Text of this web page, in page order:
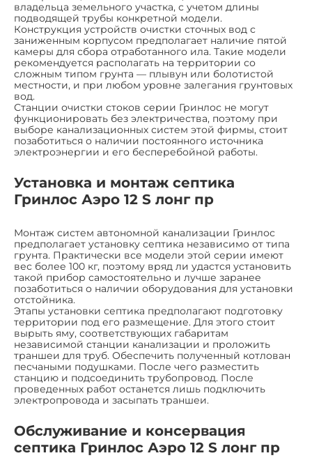
владельца земельного участка, с учетом длины
подводящей трубы конкретной модели.
Конструкция устройств очистки сточных вод с
заниженным корпусом предполагает наличие пятой
камеры для сбора отработанного ила. Такие модели
рекомендуется располагать на территории со
сложным типом грунта — плывун или болотистой
местности, и при любом уровне залегания грунтовых
вод.
Станции очистки стоков серии Гринлос не могут
функционировать без электричества, поэтому при
выборе канализационных систем этой фирмы, стоит
позаботиться о наличии постоянного источника
электроэнергии и его бесперебойной работы.
Установка и монтаж септика
Гринлос Аэро 12 S лонг пр
Монтаж систем автономной канализации Гринлос
предполагает установку септика независимо от типа
грунта. Практически все модели этой серии имеют
вес более 100 кг, поэтому вряд ли удастся установить
такой прибор самостоятельно и лучше заранее
позаботиться о наличии оборудования для установки
отстойника.
Этапы установки септика предполагают подготовку
территории под его размещение. Для этого стоит
вырыть яму, соответствующих габаритам
независимой станции канализации и проложить
траншеи для труб. Обеспечить полученный котлован
песчаными подушками. После чего разместить
станцию и подсоединить трубопровод. После
проведенных работ останется лишь подключить
электропровода и засыпать траншеи.
Обслуживание и консервация
септика Гринлос Аэро 12 S лонг пр